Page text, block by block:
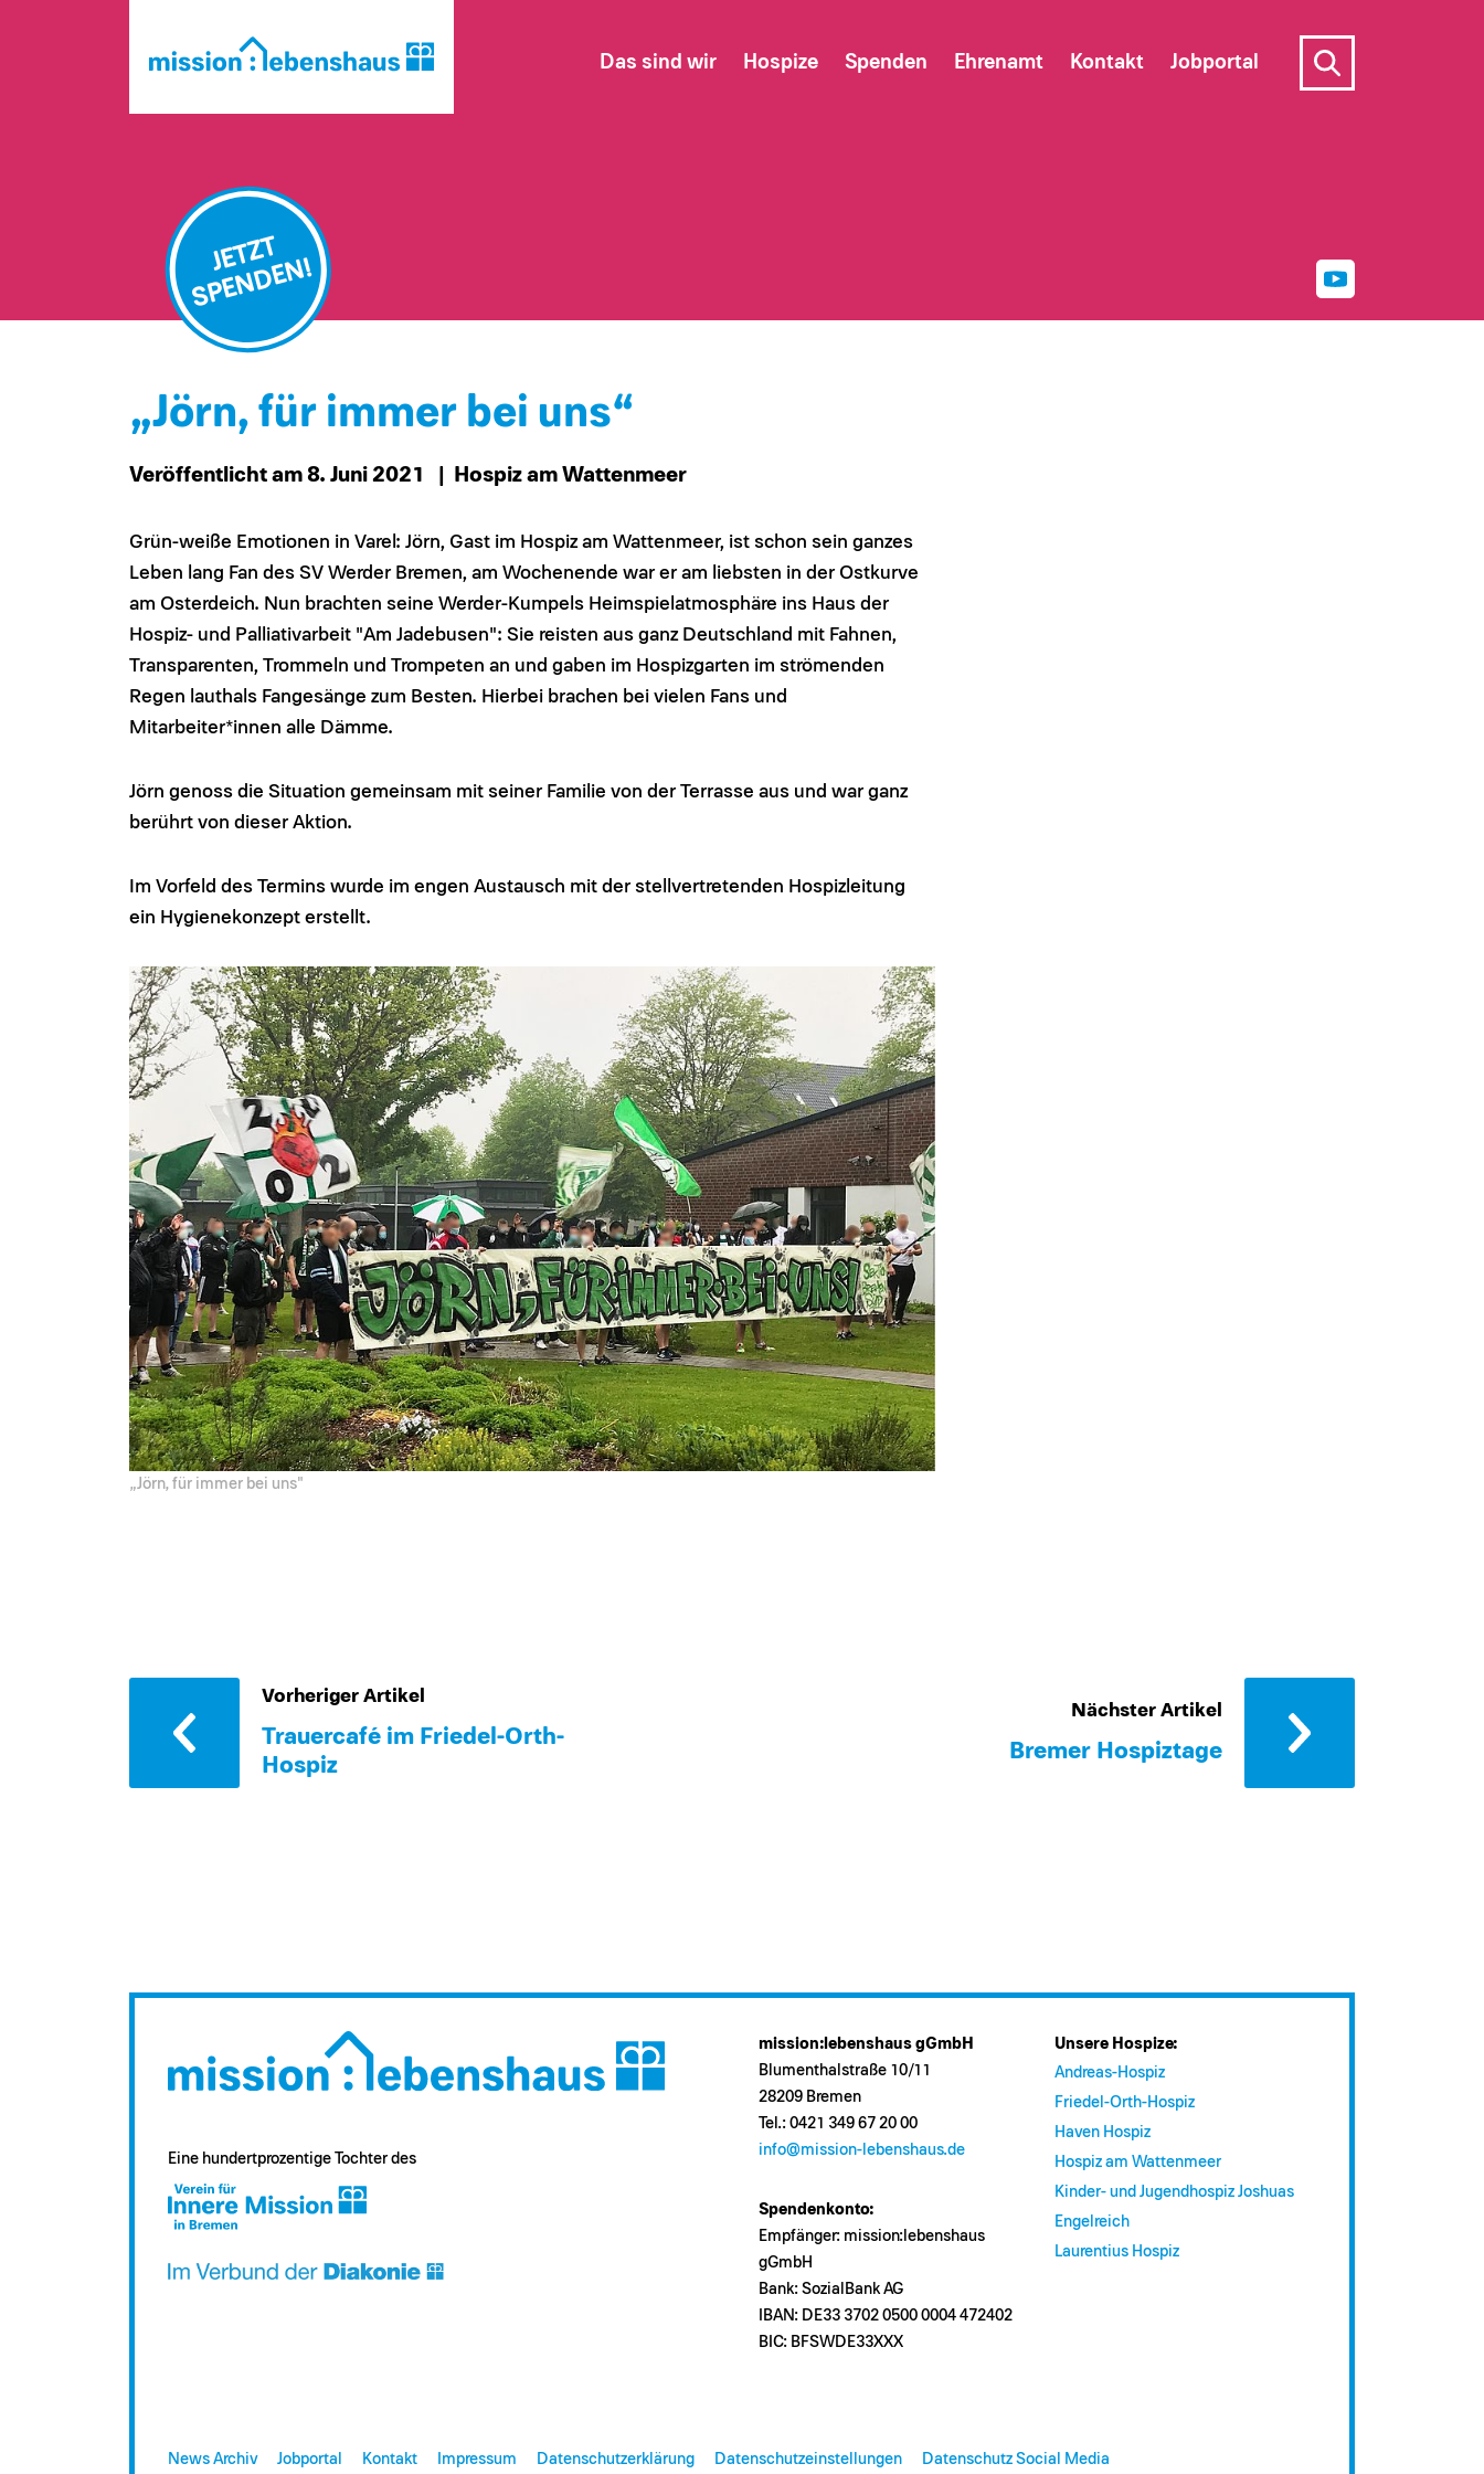
JETZT
SPENDEN!
„Jörn, für immer bei uns“
Veröffentlicht am 8. Juni 2021 | Hospiz am Wattenmeer
Grün-weiße Emotionen in Varel: Jörn, Gast im Hospiz am Wattenmeer, ist schon sein ganzes
Leben lang Fan des SV Werder Bremen, am Wochenende war er am liebsten in der Ostkurve
am Osterdeich. Nun brachten seine Werder-Kumpels Heimspielatmosphäre ins Haus der
Hospiz- und Palliativarbeit "Am Jadebusen": Sie reisten aus ganz Deutschland mit Fahnen,
Transparenten, Trommeln und Trompeten an und gaben im Hospizgarten im strömenden
Regen lauthals Fangesänge zum Besten. Hierbei brachen bei vielen Fans und
Mitarbeiter*innen alle Dämme.
Jörn genoss die Situation gemeinsam mit seiner Familie von der Terrasse aus und war ganz
berührt von dieser Aktion.
Im Vorfeld des Termins wurde im engen Austausch mit der stellvertretenden Hospizleitung
ein Hygienekonzept erstellt.
„Jörn, für immer bei uns"
Vorheriger Artikel
Trauercafé im Friedel-Orth-
Hospiz
Nächster Artikel
Bremer Hospiztage
Eine hundertprozentige Tochter des
mission:lebenshaus gGmbH
Blumenthalstraße 10/11
28209 Bremen
Tel.: 0421 349 67 20 00
info@mission-lebenshaus.de
Spendenkonto:
Empfänger: mission:lebenshaus
gGmbH
Bank: SozialBank AG
IBAN: DE33 3702 0500 0004 472402
BIC: BFSWDE33XXX
Unsere Hospize:
Andreas-Hospiz
Friedel-Orth-Hospiz
Haven Hospiz
Hospiz am Wattenmeer
Kinder- und Jugendhospiz Joshuas
Engelreich
Laurentius Hospiz
News Archiv Jobportal Kontakt Impressum Datenschutzerklärung Datenschutzeinstellungen Datenschutz Social Media
Das sind wir Hospize Spenden Ehrenamt Kontakt Jobportal